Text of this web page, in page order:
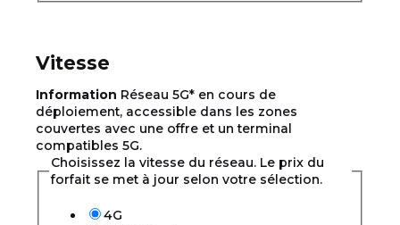
Vitesse
Information Réseau 5G* en cours de
déploiement, accessible dans les zones
couvertes avec une offre et un terminal
compatibles 5G.
Choisissez la vitesse du réseau. Le prix du
forfait se met à jour selon votre sélection.
4G